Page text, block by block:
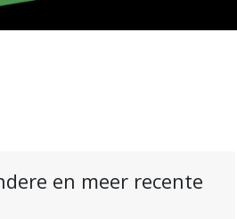
en meer recente